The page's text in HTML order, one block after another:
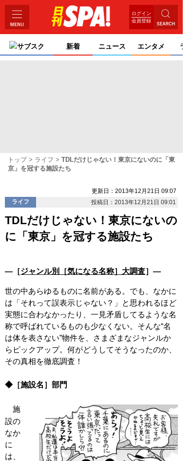
ログイン
会員登録
サブスク 新着 ニュース エンタメ ライ
トップ ライフ
TDLだけじゃない！東京にないのに「東
京」を冠する施設たち
更新日：2013年12月21日 09:07
ライフ
投稿日：2013年12月21日 09:01
TDLだけじゃない！東京にないの
に「東京」を冠する施設たち
―［ジャンル別［気になる名称］大調査］―
世の中あらゆるものに名前がある。でも、なかに
は「それって誤表示じゃない？」と思われるほど
実態に合わなかったり、一見矛盾してるような名
称で呼ばれているものも少なくない。そんな“名
は体を表さない”物件を、さまざまなジャンルか
らピックアップ。何がどうしてそうなったのか、
その真相を徹底調査！
◆［施設名］部門
施
設の
なか
に
は、